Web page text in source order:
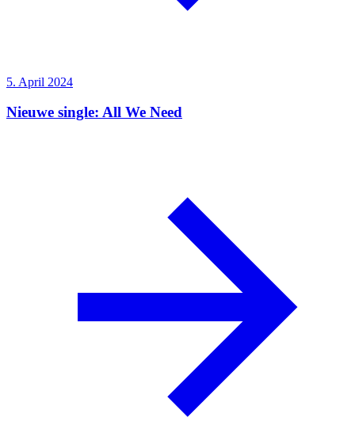
5. April 2024
Nieuwe single: All We Need